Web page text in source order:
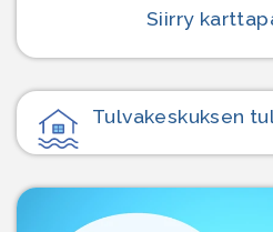
Siirry
Tulvakeskuksen